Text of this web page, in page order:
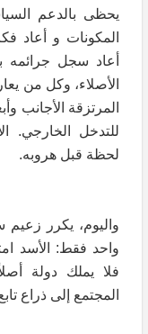
يحظى بالدعم
المكونات و أعاد
أعاد سجل جرائمه
الأصلاء، وكل من
المرتزقة الأجانب
للتدخل الخارجي.
لحظة قبل هروبه.
واليوم، يكرر
واحد فقط: الأسد
فلا يملك دولة
المجتمع إلى ذراع